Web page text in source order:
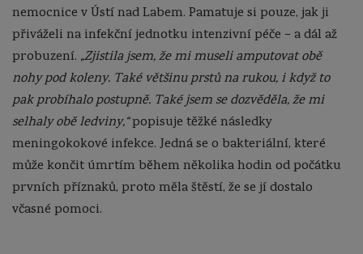
nemocnice v Ústí nad Labem. Pamatuje si pouze, jak ji
přiváželi na infekční jednotku intenzivní péče – a dál až
probuzení. „Zjistila jsem, že mi museli amputovat obě
nohy pod koleny. Také většinu prstů na rukou, i když to
pak probíhalo postupně. Také jsem se dozvěděla, že mi
selhaly obě ledviny,“popisuje těžké následky
meningokokové infekce. Jedná se o bakteriální, které
může končit úmrtím během několika hodin od počátku
prvních příznaků, proto měla štěstí, že se jí dostalo
včasné pomoci.